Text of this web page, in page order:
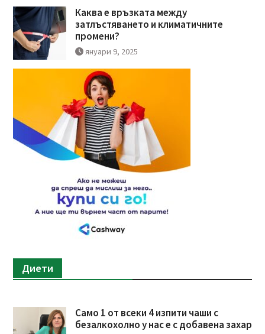
Каква е връзката между
затлъстяването и климатичните
промени?
януари 9, 2025
Диети
Само 1 от всеки 4 изпити чаши с
безалкохолно у нас е с добавена захар